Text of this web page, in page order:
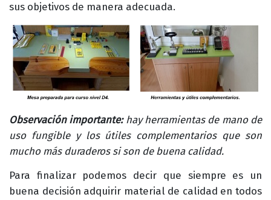
sus objetivos de manera adecuada.
Observación importante: hay herramientas de mano de
uso fungible y los útiles complementarios que son
mucho más duraderos si son de buena calidad.
Para finalizar podemos decir que siempre es un
buena decisión adquirir material de calidad en todos